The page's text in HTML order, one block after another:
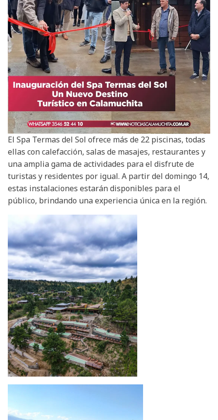
El Spa Termas del Sol ofrece más de 22 piscinas, todas
ellas con calefacción, salas de masajes, restaurantes y
una amplia gama de actividades para el disfrute de
turistas y residentes por igual. A partir del domingo 14,
estas instalaciones estarán disponibles para el
público, brindando una experiencia única en la región.